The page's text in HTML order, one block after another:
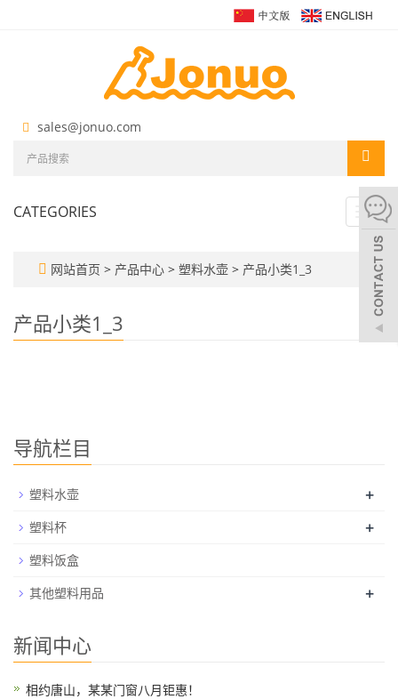
sales@jonuo.com
CATEGORIES
网站首页 > 产品中心 > 塑料水壶 > 产品小类1_3
产品小类1_3
导航栏目
塑料水壶 +
塑料杯 +
塑料饭盒
其他塑料用品
+
新闻中心
相约唐山，某某门窗八月钜惠！